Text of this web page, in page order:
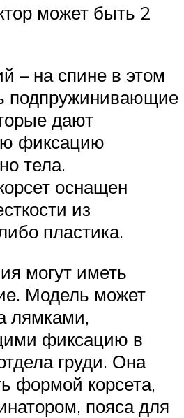
может быть 2
– на спине в этом
подпружинивающие
дают
фиксацию
тела.
оснащен
из
пластика.
могут иметь
Модель может
лямками,
фиксацию в
груди. Она
формой корсета,
пояса для